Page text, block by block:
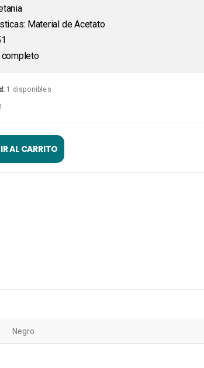
Material de Acetato
completo
1 disponibles
AL CARRITO
Negro